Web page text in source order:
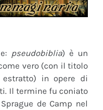
pseudobiblia) è un
vero (con il titolo
in opere di
Il termine fu coniato
de Camp nel